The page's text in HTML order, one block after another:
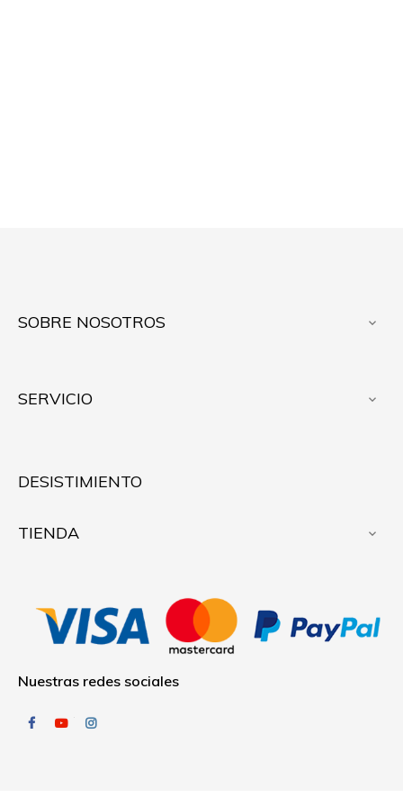
SOBRE NOSOTROS 
SERVICIO 
DESISTIMIENTO
TIENDA 
Nuestras redes sociales
FacebookYouTube